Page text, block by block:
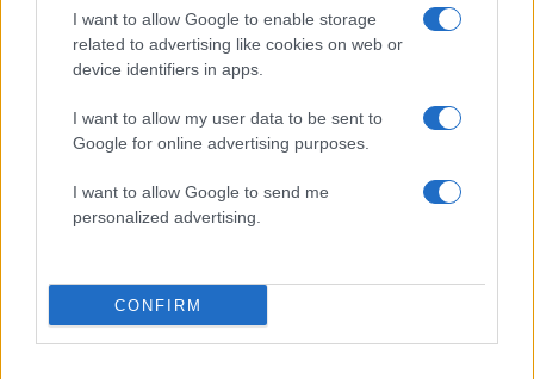
I want to allow Google to enable storage
related to advertising like cookies on web or
device identifiers in apps.
I want to allow my user data to be sent to
Google for online advertising purposes.
I want to allow Google to send me
personalized advertising.
CONFIRM
Σχολίασε εδώ
50 /50
Υποβολή σχολίου
Όροι Χρήσης. Το site προστατεύεται από reCAPTCHA, ισχύουν